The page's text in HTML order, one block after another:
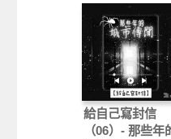
給自己寫封信
（06）- 那些年